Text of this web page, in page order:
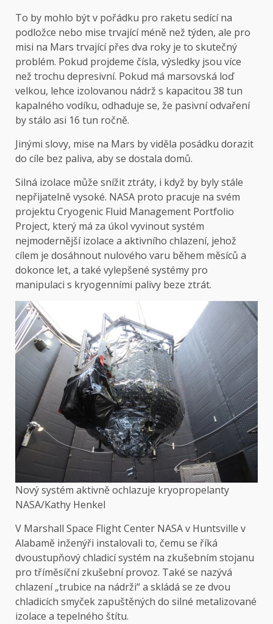
To by mohlo být v pořádku pro raketu sedící na
podložce nebo mise trvající méně než týden, ale pro
misi na Mars trvající přes dva roky je to skutečný
problém. Pokud projdeme čísla, výsledky jsou více
než trochu depresivní. Pokud má marsovská loď
velkou, lehce izolovanou nádrž s kapacitou 38 tun
kapalného vodíku, odhaduje se, že pasivní odvaření
by stálo asi 16 tun ročně.
Jinými slovy, mise na Mars by viděla posádku dorazit
do cíle bez paliva, aby se dostala domů.
Silná izolace může snížit ztráty, i když by byly stále
nepřijatelně vysoké. NASA proto pracuje na svém
projektu Cryogenic Fluid Management Portfolio
Project, který má za úkol vyvinout systém
nejmodernější izolace a aktivního chlazení, jehož
cílem je dosáhnout nulového varu během měsíců a
dokonce let, a také vylepšené systémy pro
manipulaci s kryogenními palivy beze ztrát.
Nový systém aktivně ochlazuje kryopropelanty
NASA/Kathy Henkel
V Marshall Space Flight Center NASA v Huntsville v
Alabamě inženýři instalovali to, čemu se říká
dvoustupňový chladicí systém na zkušebním stojanu
pro tříměsíční zkušební provoz. Také se nazývá
chlazení „trubice na nádrži“ a skládá se ze dvou
chladicích smyček zapuštěných do silné metalizované
izolace a tepelného štítu.